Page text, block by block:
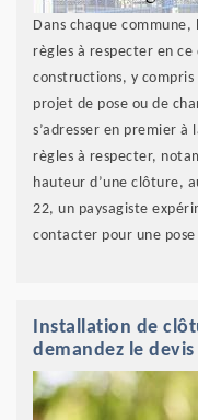
Dans chaque
règles à respecter en
constructions, y compris
projet de pose ou de
s’adresser en premier à
règles à respecter,
hauteur d’une clôture,
22, un paysagiste
contacter pour une
Installation de
demandez le